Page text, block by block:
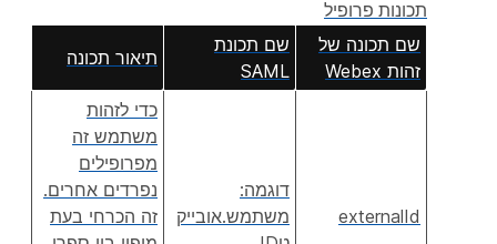
תכונות פרופיל
שם תכונה של
זהות Webex
שם תכונת
SAML
תיאור תכונה
externalId
דוגמה:
משתמש.אובייק
כדי לזהות
משתמש זה
מפרופילים
נפרדים אחרים.
זה הכרחי בעת